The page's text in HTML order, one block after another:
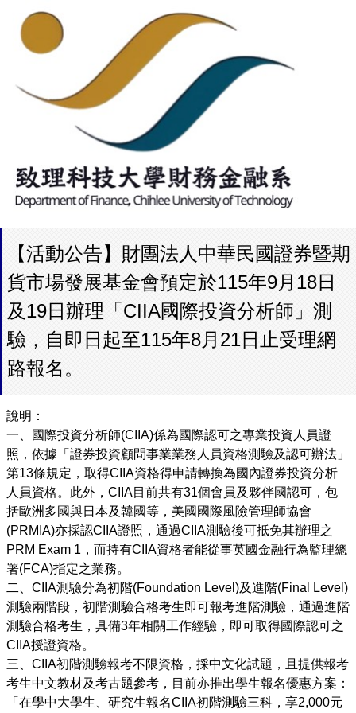
【活動公告】財團法人中華民國證券暨期
貨市場發展基金會預定於115年9月18日
及19日辦理「CIIA國際投資分析師」測
驗，自即日起至115年8月21日止受理網
路報名。
說明：​
一、國際投資分析師(CIIA)係為國際認可之專業投資人員證
照，依據「證券投資顧問事業業務人員資格測驗及認可辦法」
第13條規定，取得CIIA資格得申請轉換為國內證券投資分析
人員資格。此外，CIIA目前共有31個會員及夥伴國認可，包
括歐洲多國與日本及韓國等，美國國際風險管理師協會
(PRMIA)亦採認CIIA證照，通過CIIA測驗後可抵免其辦理之
PRM Exam 1，而持有CIIA資格者能從事英國金融行為監理總
署(FCA)指定之業務。
二、CIIA測驗分為初階(Foundation Level)及進階(Final Level)
測驗兩階段，初階測驗合格考生即可報考進階測驗，通過進階
測驗合格考生，具備3年相關工作經驗，即可取得國際認可之
CIIA授證資格。
三、CIIA初階測驗報考不限資格，採中文化試題，且提供報考
考生中文教材及考古題參考，目前亦推出學生報名優惠方案：
「在學中大學生、研究生報名CIIA初階測驗三科，享2,000元